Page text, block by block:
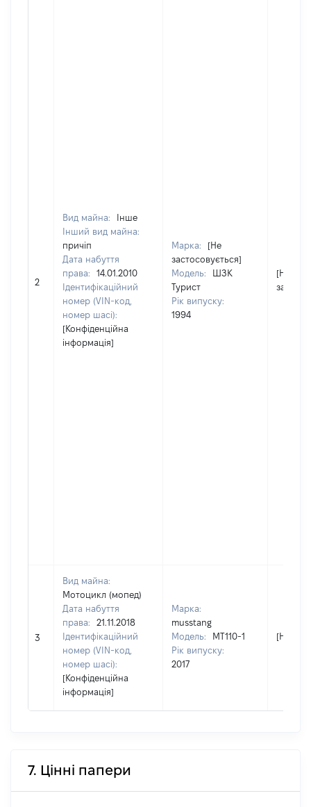
2
Вид майна:
Інше
Інший вид майна:
причіп
Дата набуття
права:
14.01.2010
Ідентифікаційний
номер (VIN-код,
номер шасі):
[Конфіденційна
інформація]
Марка:
[Не
застосовується]
Модель:
ШЗК
Турист
Рік випуску:
1994
[Не
3
Вид майна:
Мотоцикл (мопед)
Дата набуття
права:
21.11.2018
Ідентифікаційний
номер (VIN-код,
номер шасі):
[Конфіденційна
інформація]
Марка:
musstang
Модель:
МТ110-1
Рік випуску:
2017
[Не
7. Цінні папери